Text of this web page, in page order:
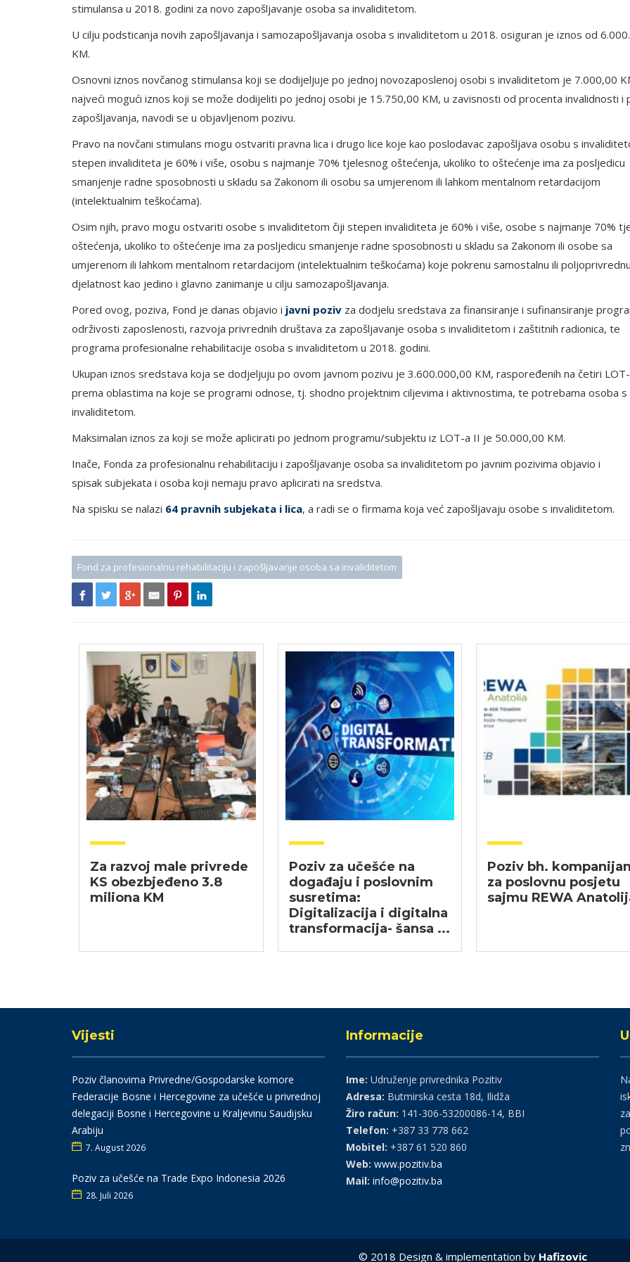
stimulansa u 2018. godini za novo zapošljavanje osoba sa invaliditetom.
U cilju podsticanja novih zapošljavanja i samozapošljavanja osoba s invaliditetom u 2018. osiguran je iznos od
KM.
Osnovni iznos novčanog stimulansa koji se dodijeljuje po jednoj novozaposlenoj osobi s invaliditetom je 7.000,00
najveći mogući iznos koji se može dodijeliti po jednoj osobi je 15.750,00 KM, u zavisnosti od procenta invalidnosti i
zapošljavanja, navodi se u objavljenom pozivu.
Pravo na novčani stimulans mogu ostvariti pravna lica i drugo lice koje kao poslodavac zapošljava osobu s
stepen invaliditeta je 60% i više, osobu s najmanje 70% tjelesnog oštećenja, ukoliko to oštećenje ima za posljedicu
smanjenje radne sposobnosti u skladu sa Zakonom ili osobu sa umjerenom ili lahkom mentalnom retardacijom
(intelektualnim teškoćama).
Osim njih, pravo mogu ostvariti osobe s invaliditetom čiji stepen invaliditeta je 60% i više, osobe s najmanje 70%
oštećenja, ukoliko to oštećenje ima za posljedicu smanjenje radne sposobnosti u skladu sa Zakonom ili osobe sa
umjerenom ili lahkom mentalnom retardacijom (intelektualnim teškoćama) koje pokrenu samostalnu ili
djelatnost kao jedino i glavno zanimanje u cilju samozapošljavanja.
Pored ovog, poziva, Fond je danas objavio i javni poziv za dodjelu sredstava za finansiranje i sufinansiranje
održivosti zaposlenosti, razvoja privrednih društava za zapošljavanje osoba s invaliditetom i zaštitnih radionica, te
programa profesionalne rehabilitacije osoba s invaliditetom u 2018. godini.
Ukupan iznos sredstava koja se dodjeljuju po ovom javnom pozivu je 3.600.000,00 KM, raspoređenih na četiri
prema oblastima na koje se programi odnose, tj. shodno projektnim ciljevima i aktivnostima, te potrebama osoba s
invaliditetom.
Maksimalan iznos za koji se može aplicirati po jednom programu/subjektu iz LOT-a II je 50.000,00 KM.
Inače, Fonda za profesionalnu rehabilitaciju i zapošljavanje osoba sa invaliditetom po javnim pozivima objavio i
spisak subjekata i osoba koji nemaju pravo aplicirati na sredstva.
Na spisku se nalazi 64 pravnih subjekata i lica, a radi se o firmama koja već zapošljavaju osobe s invaliditetom.
Fond za profesionalnu rehabilitaciju i zapošljavanje osoba sa invaliditetom
Za razvoj male privrede
KS obezbjeđeno 3.8
miliona KM
Poziv za učešće na
događaju i poslovnim
susretima:
Digitalizacija i digitalna
transformacija- šansa ...
Poziv bh.
za poslovnu posjetu
sajmu REWA
Vijesti
Poziv članovima Privredne/Gospodarske komore
Federacije Bosne i Hercegovine za učešće u privrednoj
delegaciji Bosne i Hercegovine u Kraljevinu Saudijsku
Arabiju
7. August 2026
Poziv za učešće na Trade Expo Indonesia 2026
28. Juli 2026
Informacije
Ime: Udruženje privrednika Pozitiv
Adresa: Butmirska cesta 18d, Ilidža
Žiro račun: 141-306-53200086-14, BBI
Telefon: +387 33 778 662
Mobitel: +387 61 520 860
Web: www.pozitiv.ba
Mail: info@pozitiv.ba
© 2018 Design & implementation by Hafizovic